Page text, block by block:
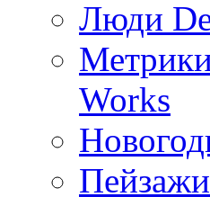
Люди
Works